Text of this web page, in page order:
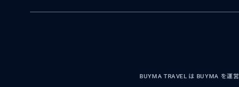
BUYMA TRAVEL は BUYMA を運